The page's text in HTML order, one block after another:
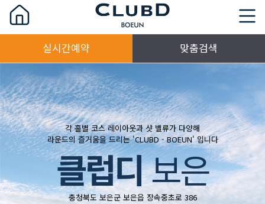
실시간예약 맞춤검색
각 홀별 코스 레이아웃과 샷 밸류가 다양해
라운드의 즐거움을 드리는 'CLUBD - BOEUN' 입니다
클럽디보은
충청북도 보은군 보은읍 장속중초로 386